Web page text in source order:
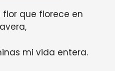
flor que florece en
mi vida entera.